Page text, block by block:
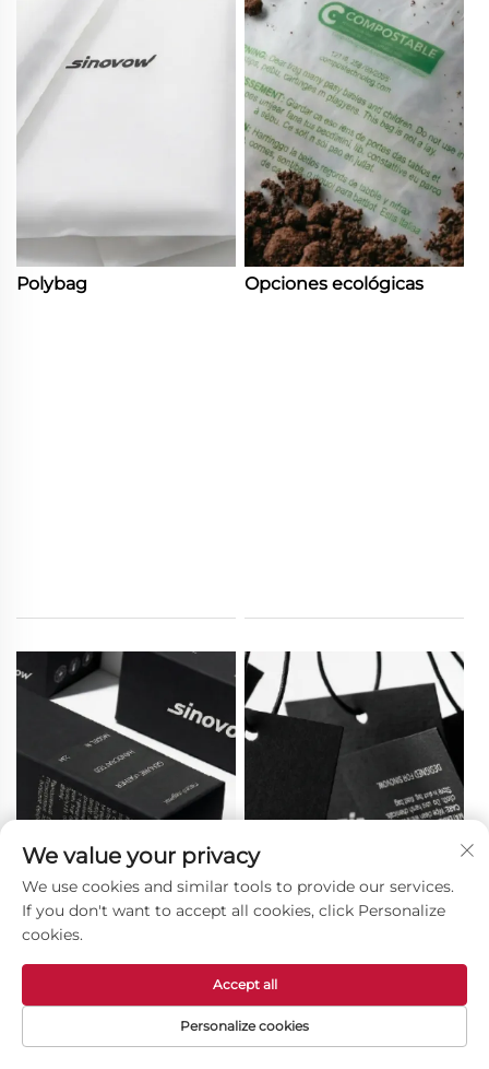
Polybag Opciones ecológicas
ETIQUETA COLGANTE
We value your privacy
We use cookies and similar tools to provide our services.
If you don't want to accept all cookies, click Personalize
cookies.
Personalize cookies
Accept all